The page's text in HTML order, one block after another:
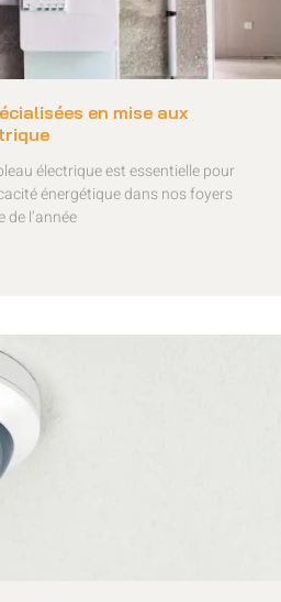
en mise aux
électrique est essentielle pour
énergétique dans nos foyers
de l’année